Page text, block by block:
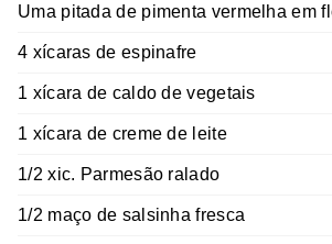
Uma pitada de pimenta vermelha em
4 xícaras de espinafre
1 xícara de caldo de vegetais
1 xícara de creme de leite
1/2 xic. Parmesão ralado
1/2 maço de salsinha fresca